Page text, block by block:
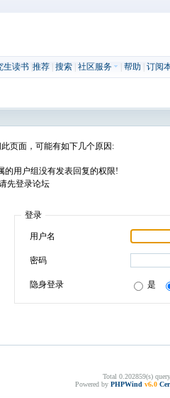
生读书| 推荐| 搜索| 社区服务 帮助 订阅
页面，可能有如下几个原因:
的用户组没有发表回复的权限!
先登录论坛
登录
用户名
密码
隐身登录 是
Total 0.202859(s)
Powered by PHPWind v6.0